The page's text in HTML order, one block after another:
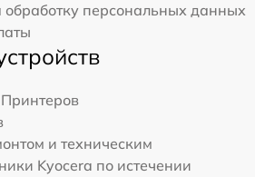
обработку персональных данных
Принтеров
и техническим
Kyocera по истечении